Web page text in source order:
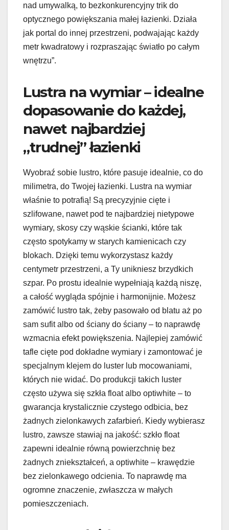
nad umywalką, to bezkonkurencyjny trik do
optycznego powiększania małej łazienki. Działa
jak portal do innej przestrzeni, podwajając każdy
metr kwadratowy i rozpraszając światło po całym
wnętrzu”.
Lustra na wymiar – idealne
dopasowanie do każdej,
nawet najbardziej
„trudnej” łazienki
Wyobraź sobie lustro, które pasuje idealnie, co do
milimetra, do Twojej łazienki. Lustra na wymiar
właśnie to potrafią! Są precyzyjnie cięte i
szlifowane, nawet pod te najbardziej nietypowe
wymiary, skosy czy wąskie ścianki, które tak
często spotykamy w starych kamienicach czy
blokach. Dzięki temu wykorzystasz każdy
centymetr przestrzeni, a Ty unikniesz brzydkich
szpar. Po prostu idealnie wypełniają każdą niszę,
a całość wygląda spójnie i harmonijnie. Możesz
zamówić lustro tak, żeby pasowało od blatu aż po
sam sufit albo od ściany do ściany – to naprawdę
wzmacnia efekt powiększenia. Najlepiej zamówić
tafle cięte pod dokładne wymiary i zamontować je
specjalnym klejem do luster lub mocowaniami,
których nie widać. Do produkcji takich luster
często używa się szkła float albo optiwhite – to
gwarancja krystalicznie czystego odbicia, bez
żadnych zielonkawych zafarbień. Kiedy wybierasz
lustro, zawsze stawiaj na jakość: szkło float
zapewni idealnie równą powierzchnię bez
żadnych zniekształceń, a optiwhite – krawędzie
bez zielonkawego odcienia. To naprawdę ma
ogromne znaczenie, zwłaszcza w małych
pomieszczeniach.